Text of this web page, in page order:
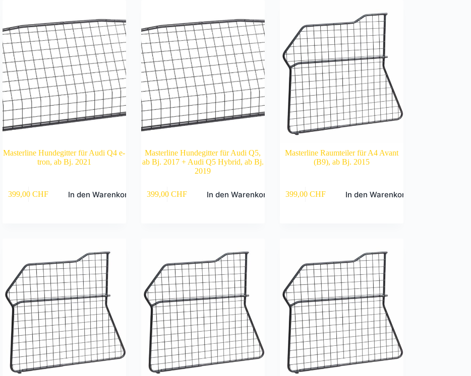
Masterline Hundegitter für Audi Q4 e-
tron, ab Bj. 2021
399,00CHF In den Warenkorb
Masterline Hundegitter für Audi Q5,
ab Bj. 2017 + Audi Q5 Hybrid, ab Bj.
2019
399,00CHF In den Warenkorb
Masterline Raumteiler für A4 Avant
(B9), ab Bj. 2015
399,00 CHF In den Warenkorb